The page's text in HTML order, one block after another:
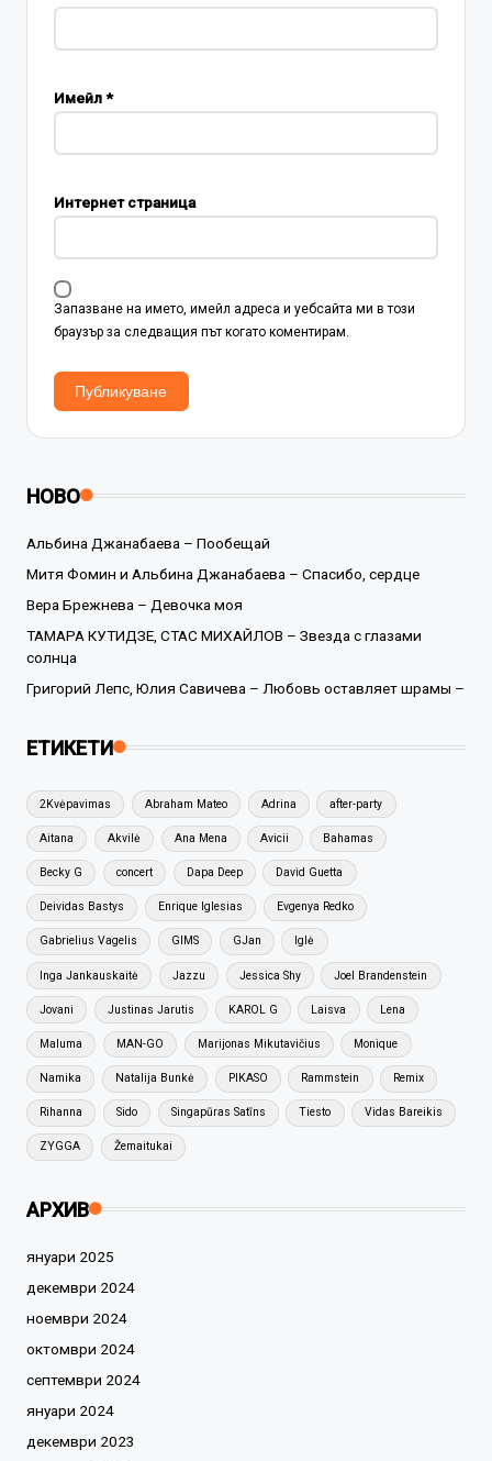
Имейл*
Интернет страница
Запазване на името, имейл адреса и уебсайта ми в този
браузър за следващия път когато коментирам.
НОВО
Альбина Джанабаева – Пообещай
Митя Фомин и Альбина Джанабаева – Спасибо, сердце
Вера Брежнева – Девочка моя
ТАМАРА КУТИДЗЕ, СТАС МИХАЙЛОВ – Звезда с глазами
солнца
Григорий Лепс, Юлия Савичева – Любовь оставляет шрамы –
ЕТИКЕТИ
2Kvėpavimas Abraham Mateo Adrina after-party
Aitana Akvilė Ana Mena Avicii Bahamas
Becky G concert Dapa Deep David Guetta
Deividas Bastys Enrique Iglesias Evgenya Redko
Gabrielius Vagelis GIMS GJan Iglė
Inga Jankauskaitė Jazzu Jessica Shy Joel Brandenstein
Jovani Justinas Jarutis KAROL G Laisva Lena
Maluma MAN-GO Marijonas Mikutavičius Monique
Namika Natalija Bunkė PIKASO Rammstein Remix
Rihanna Sido Singapūras Satīns Tiesto Vidas Bareikis
ZYGGA Žemaitukai
АРХИВ
януари 2025
декември 2024
ноември 2024
октомври 2024
септември 2024
януари 2024
декември 2023